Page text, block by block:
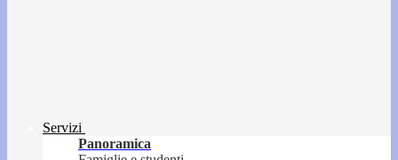
Servizi
Panoramica